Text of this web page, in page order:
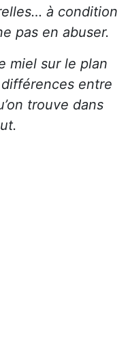
à condition
pas en abuser.
miel sur le plan
entre
trouve dans